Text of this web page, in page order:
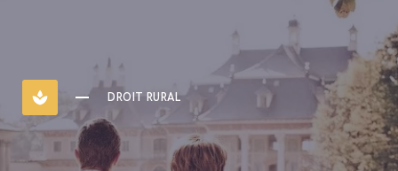
spa DROIT RURAL